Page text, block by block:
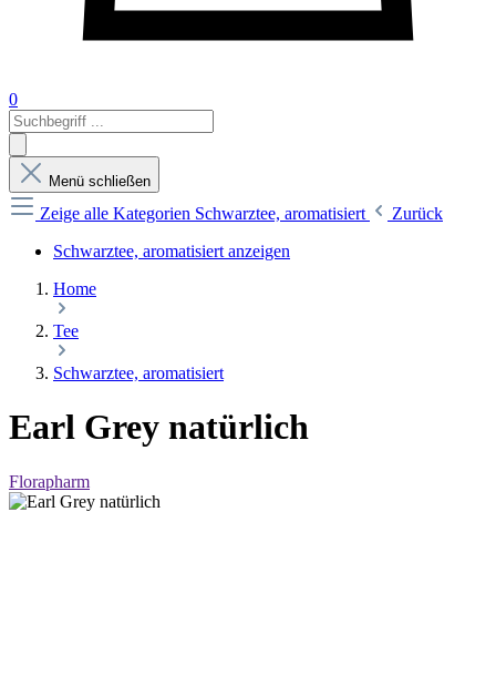
0
Menü schließen
Zeige alle Kategorien Schwarztee, aromatisiert
Zurück
Schwarztee, aromatisiert anzeigen
Home
Tee
Schwarztee, aromatisiert
Earl Grey natürlich
Florapharm